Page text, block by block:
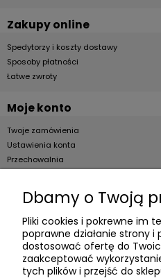
Zakupy online
Spedytorzy i koszty dostawy
Sposoby płatności
Łatwe zwroty
Moje konto
Twoje zamówienia
Ustawienia konta
Przechowalnia
Dla firm
O firmie
Informacje o firmie
Dbamy o Twoją
Pliki cookies i pokrewne im
poprawne działanie strony
dostosować ofertę do
zaakceptować
tych plików i przejść do